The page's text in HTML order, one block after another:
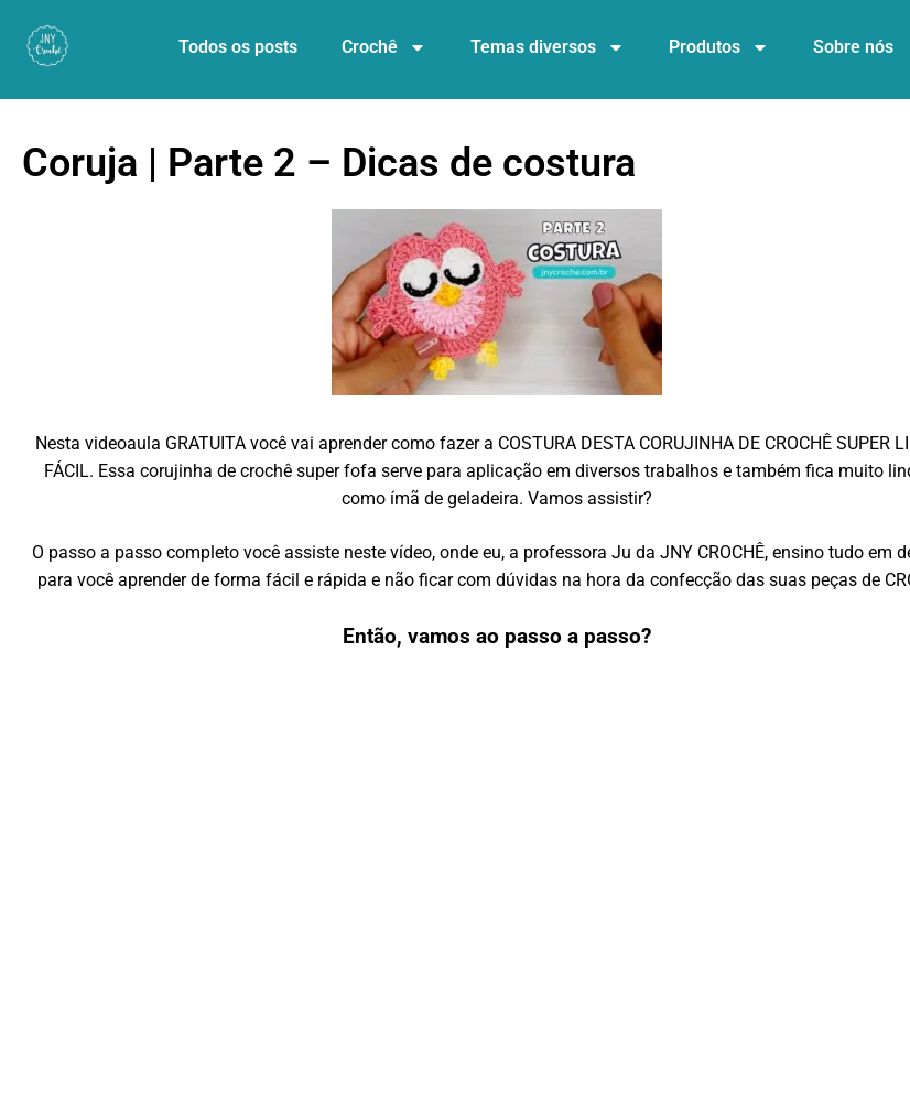
Todos os posts Crochê Temas diversos Produtos Sobre nós
Coruja | Parte 2 – Dicas de costura
Nesta videoaula GRATUITA você vai aprender como fazer a COSTURA DESTA CORUJINHA DE CROCHÊ SUPER
FÁCIL. Essa corujinha de crochê super fofa serve para aplicação em diversos trabalhos e também fica muito
como ímã de geladeira. Vamos assistir?
O passo a passo completo você assiste neste vídeo, onde eu, a professora Ju da JNY CROCHÊ, ensino tudo em
para você aprender de forma fácil e rápida e não ficar com dúvidas na hora da confecção das suas peças de
Então, vamos ao passo a passo?